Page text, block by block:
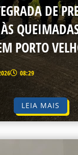
DE
PORTO
08:29
LEIA MAIS